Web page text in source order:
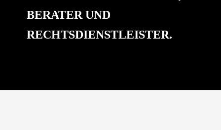
BERATER UND
RECHTSDIENSTLEISTER.